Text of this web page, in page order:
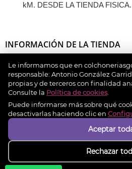
kM. DESDE LA TIENDA FISICA.
INFORMACIÓN DE LA TIENDA
INFORMACIÓN
MI CUENTA
Le informamos que en
responsable: Antonio González
propias y de terceros con finalidad
Consulte la Política de cookies.
Puede informarse más sobre qué
desactivarlas haciendo clic en
Aceptar
Rechazar